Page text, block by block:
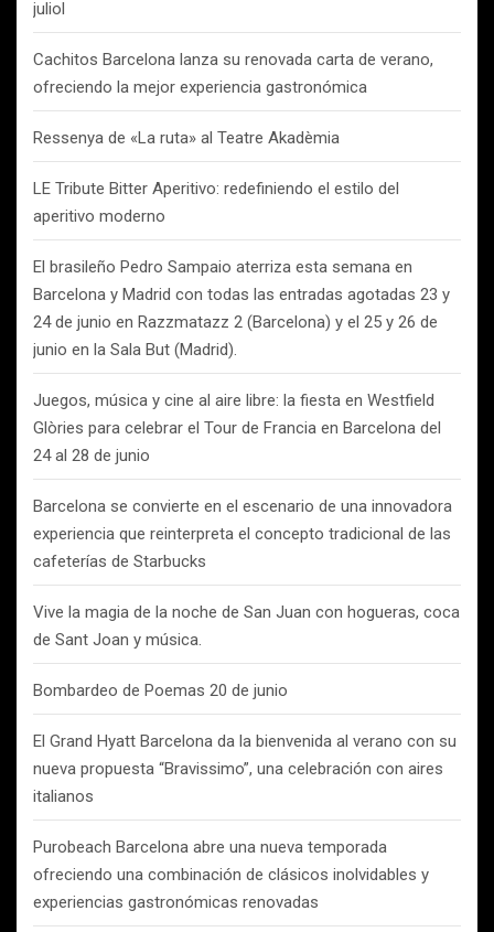
juliol
Cachitos Barcelona lanza su renovada carta de verano,
ofreciendo la mejor experiencia gastronómica
Ressenya de «La ruta» al Teatre Akadèmia
LE Tribute Bitter Aperitivo: redefiniendo el estilo del
aperitivo moderno
El brasileño Pedro Sampaio aterriza esta semana en
Barcelona y Madrid con todas las entradas agotadas 23 y
24 de junio en Razzmatazz 2 (Barcelona) y el 25 y 26 de
junio en la Sala But (Madrid).
Juegos, música y cine al aire libre: la fiesta en Westfield
Glòries para celebrar el Tour de Francia en Barcelona del
24 al 28 de junio
Barcelona se convierte en el escenario de una innovadora
experiencia que reinterpreta el concepto tradicional de las
cafeterías de Starbucks
Vive la magia de la noche de San Juan con hogueras, coca
de Sant Joan y música.
Bombardeo de Poemas 20 de junio
El Grand Hyatt Barcelona da la bienvenida al verano con su
nueva propuesta “Bravissimo”, una celebración con aires
italianos
Purobeach Barcelona abre una nueva temporada
ofreciendo una combinación de clásicos inolvidables y
experiencias gastronómicas renovadas